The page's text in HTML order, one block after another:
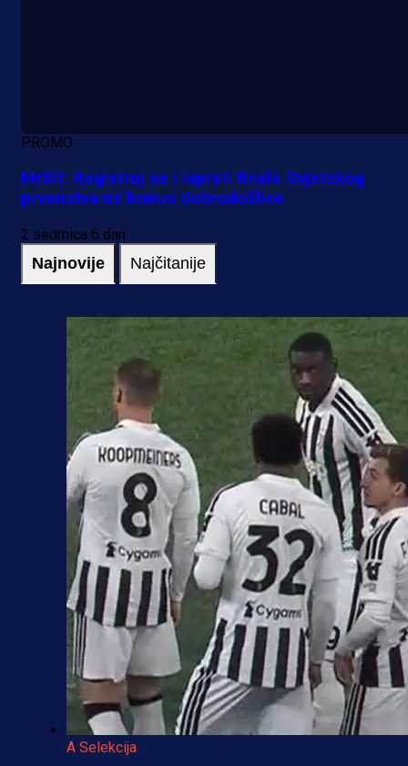
PROMO
MrBit: Registruj se i isprati finale Svjetskog
prvenstva uz bonus dobrodošlice
2 sedmica 6 dan
Najnovije Najčitanije
A Selekcija